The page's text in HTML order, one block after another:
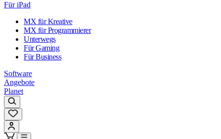
Für iPad
MX für Kreative
MX für Programmierer
Unterwegs
Für Gaming
Für Business
Software
Angebote
Planet